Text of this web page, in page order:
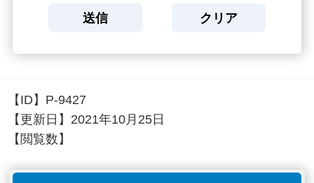
【ID】 P-9427
【更新日】 2021年10月25日
【閲覧数】